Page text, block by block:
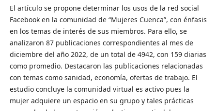
El artículo se propone determinar los usos de la red social
Facebook en la comunidad de “Mujeres Cuenca”, con énfasis
en los temas de interés de sus miembros. Para ello, se
analizaron 87 publicaciones correspondientes al mes de
diciembre del año 2022, de un total de 4942, con 159 diarias
como promedio. Destacaron las publicaciones relacionadas
con temas como sanidad, economía, ofertas de trabajo. El
estudio concluye la comunidad virtual es activo pues la
mujer adquiere un espacio en su grupo y tales prácticas